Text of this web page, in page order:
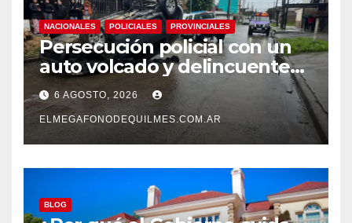
NACIONALES POLICIALES PROVINCIALES
Persecución policial con un
auto volcado y delincuentes
detenidos en San Francisco
Solano
6 AGOSTO, 2026
ELMEGAFONODEQUILMES.COM.AR
BLOG